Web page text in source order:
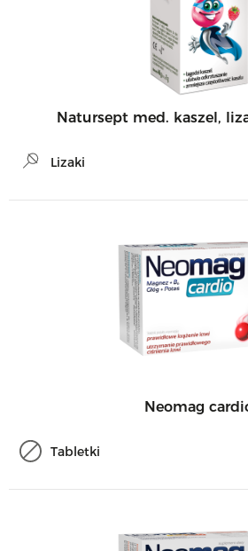
Natursept med. kaszel,
Lizaki
Neomag
Tabletki